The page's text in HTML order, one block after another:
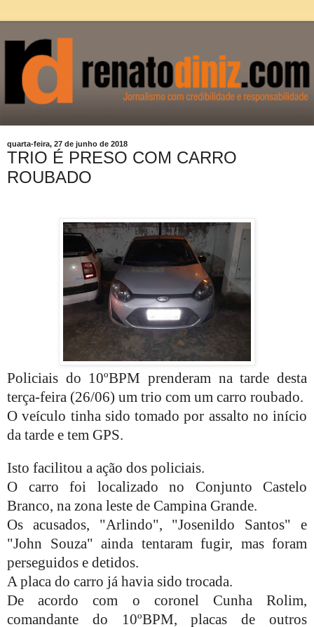
quarta-feira, 27 de junho de 2018
TRIO É PRESO COM CARRO
ROUBADO
Policiais do 10ºBPM prenderam na tarde desta
terça-feira (26/06) um trio com um carro roubado.
O veículo tinha sido tomado por assalto no início
da tarde e tem GPS.
Isto facilitou a ação dos policiais.
O carro foi localizado no Conjunto Castelo
Branco, na zona leste de Campina Grande.
Os acusados, "Arlindo", "Josenildo Santos" e
"John Souza" ainda tentaram fugir, mas foram
perseguidos e detidos.
A placa do carro já havia sido trocada.
De acordo com o coronel Cunha Rolim,
comandante do 10ºBPM, placas de outros